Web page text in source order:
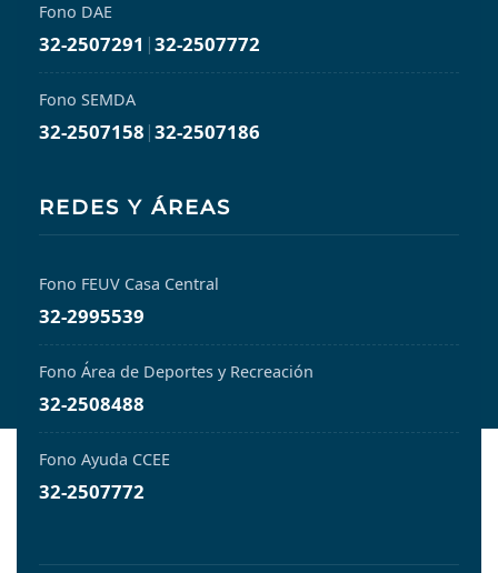
Fono DAE
32-2507291 |32-2507772
Fono SEMDA
32-2507158 |32-2507186
REDES Y ÁREAS
Fono FEUV Casa Central
32-2995539
Fono Área de Deportes y Recreación
32-2508488
Fono Ayuda CCEE
32-2507772